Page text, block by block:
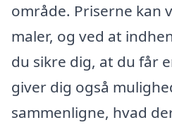
område. Priserne kan
maler, og ved at
du sikre dig, at du får
giver dig også
sammenligne, hvad